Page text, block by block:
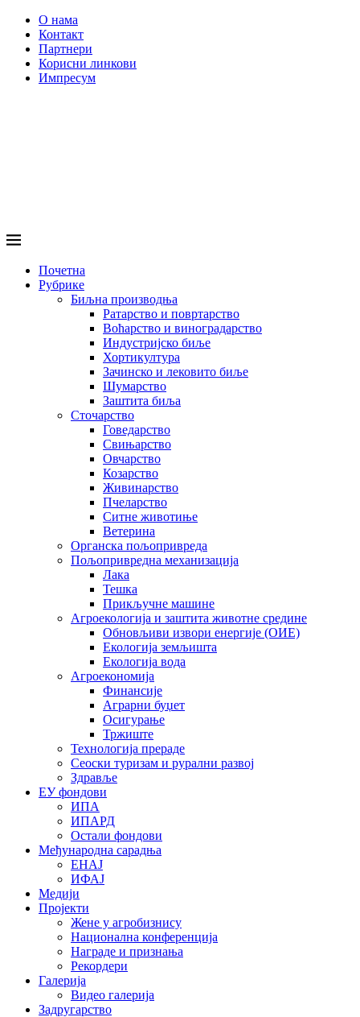
О нама
Контакт
Партнери
Корисни линкови
Импресум
Почетна
Рубрике
Биљна производња
Ратарство и повртарство
Воћарство и виноградарство
Индустријско биље
Хортикултура
Зачинско и лековито биље
Шумарство
Заштита биља
Сточарство
Говедарство
Свињарство
Овчарство
Козарство
Живинарство
Пчеларство
Ситне животиње
Ветерина
Органска пољопривреда
Пољопривредна механизација
Лака
Тешка
Прикључне машине
Агроекологија и заштита животне средине
Обновљиви извори енергије (ОИЕ)
Екологија земљишта
Екологија вода
Агроекономија
Финансије
Аграрни буџет
Осигурање
Тржиште
Технологија прераде
Сеоски туризам и рурални развој
Здравље
ЕУ фондови
ИПА
ИПАРД
Остали фондови
Међународна сарадња
ЕНАЈ
ИФАЈ
Медији
Пројекти
Жене у агробизнису
Национална конференција
Награде и признања
Рекордери
Галерија
Видео галерија
Задругарство